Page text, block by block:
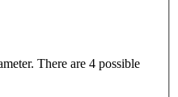
There are 4 possible